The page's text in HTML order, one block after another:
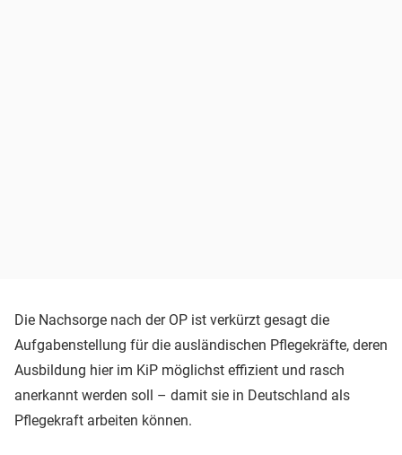
Die Nachsorge nach der OP ist verkürzt gesagt die
Aufgabenstellung für die ausländischen Pflegekräfte, deren
Ausbildung hier im KiP möglichst effizient und rasch
anerkannt werden soll – damit sie in Deutschland als
Pflegekraft arbeiten können.